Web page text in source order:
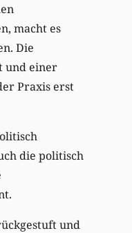
macht es
Die
und einer
Praxis erst
die politisch
und